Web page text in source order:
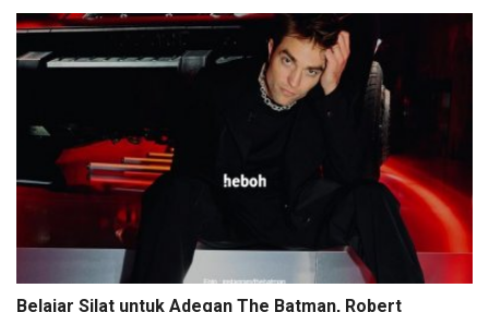
Belajar Silat untuk Adegan The Batman, Robert